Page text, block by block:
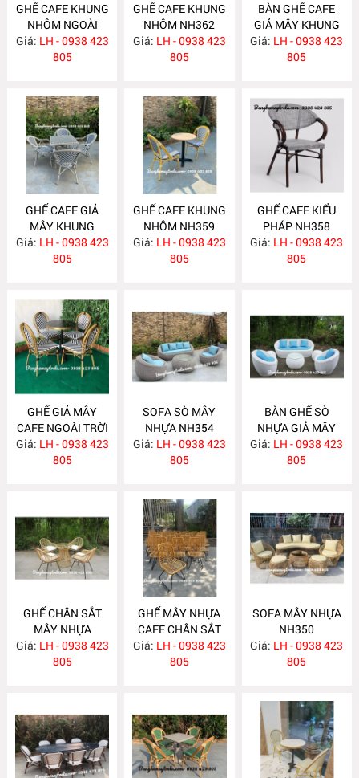
GHẾ CAFE KHUNG
NHÔM NGOÀI
TRỜI NH363
Giá: LH - 0938 423
805
GHẾ CAFE KHUNG
NHÔM NH362
Giá: LH - 0938 423
805
BÀN GHẾ CAFE
GIẢ MÂY KHUNG
NHÔM NH361
Giá: LH - 0938 423
805
GHẾ CAFE GIẢ
MÂY KHUNG
NHÔM NH360
Giá: LH - 0938 423
805
GHẾ CAFE KHUNG
NHÔM NH359
Giá: LH - 0938 423
805
GHẾ CAFE KIỂU
PHÁP NH358
Giá: LH - 0938 423
805
GHẾ GIẢ MÂY
CAFE NGOÀI TRỜI
KHUNG NHÔM
NH357
Giá: LH - 0938 423
805
SOFA SÒ MÂY
NHỰA NH354
Giá: LH - 0938 423
805
BÀN GHẾ SÒ
NHỰA GIẢ MÂY
NGOÀI TRỜI
NH353
Giá: LH - 0938 423
805
GHẾ CHÂN SẮT
MÂY NHỰA
NH352
Giá: LH - 0938 423
805
GHẾ MÂY NHỰA
CAFE CHÂN SẮT
NH351
Giá: LH - 0938 423
805
SOFA MÂY NHỰA
NH350
Giá: LH - 0938 423
805